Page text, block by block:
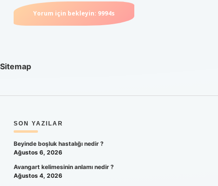
Sitemap
SIDEBAR
SON YAZILAR
Beyinde boşluk hastalığı nedir ?
Ağustos 6, 2026
Avangart kelimesinin anlamı nedir ?
Ağustos 4, 2026